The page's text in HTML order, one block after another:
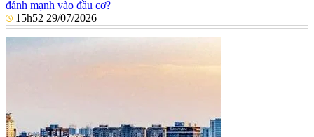
đánh mạnh vào đầu cơ?
15h52 29/07/2026